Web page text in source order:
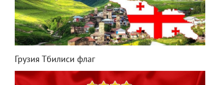
Грузия Тбилиси флаг